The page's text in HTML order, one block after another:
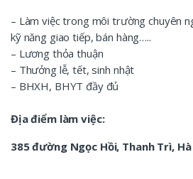
– Làm việc trong môi trường chuyên
kỹ năng giao tiếp, bán hàng…..
– Lương thỏa thuận
– Thưởng lễ, tết, sinh nhật
– BHXH, BHYT đầy đủ
Địa điểm làm việc:
385 đường Ngọc Hồi, Thanh Trì,